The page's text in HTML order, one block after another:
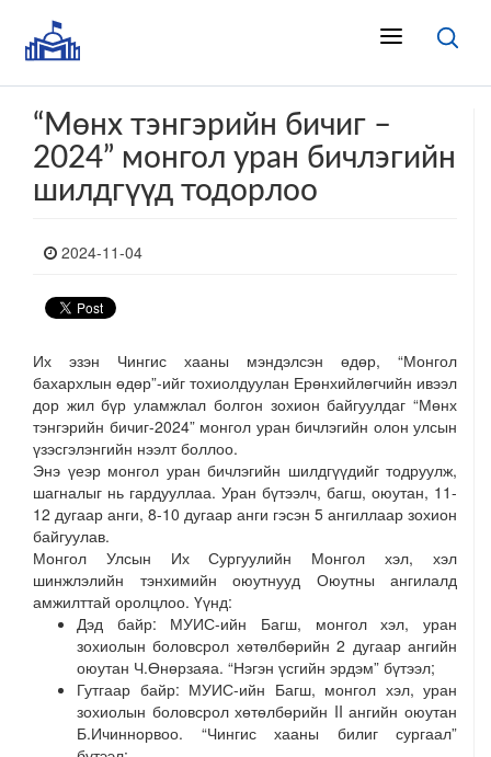
“Мөнх тэнгэрийн бичиг –
2024” монгол уран бичлэгийн
шилдгүүд тодорлоо
2024-11-04
Их эзэн Чингис хааны мэндэлсэн өдөр, “Монгол
бахархлын өдөр”-ийг тохиолдуулан Ерөнхийлөгчийн ивээл
дор жил бүр уламжлал болгон зохион байгуулдаг “Мөнх
тэнгэрийн бичиг-2024” монгол уран бичлэгийн олон улсын
үзэсгэлэнгийн нээлт боллоо.
Энэ үеэр монгол уран бичлэгийн шилдгүүдийг тодруулж,
шагналыг нь гардууллаа. Уран бүтээлч, багш, оюутан, 11-
12 дугаар анги, 8-10 дугаар анги гэсэн 5 ангиллаар зохион
байгуулав.
Монгол Улсын Их Сургуулийн Монгол хэл, хэл
шинжлэлийн тэнхимийн оюутнууд Оюутны ангилалд
амжилттай оролцлоо. Үүнд:
Дэд байр: МУИС-ийн Багш, монгол хэл, уран
зохиолын боловсрол хөтөлбөрийн 2 дугаар ангийн
оюутан Ч.Өнөрзаяа. “Нэгэн үсгийн эрдэм” бүтээл;
Гутгаар байр: МУИС-ийн Багш, монгол хэл, уран
зохиолын боловсрол хөтөлбөрийн II ангийн оюутан
Б.Ичиннорвоо. “Чингис хааны билиг сургаал”